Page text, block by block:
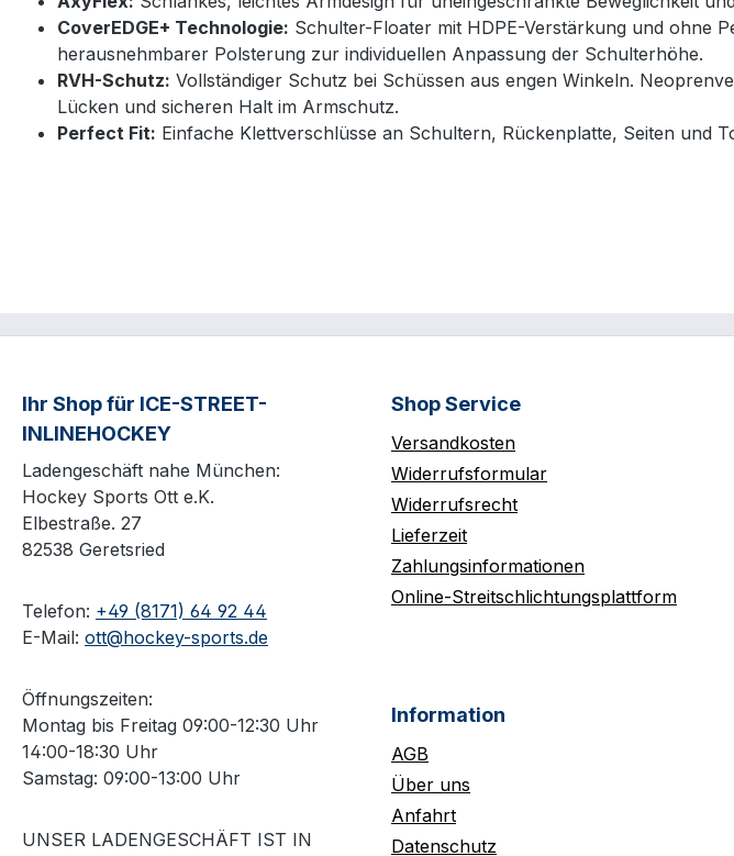
CoverEDGE+ Technologie: Schulter-Floater mit HDPE-Verstärkung und ohne
herausnehmbarer Polsterung zur individuellen Anpassung der Schulterhöhe.
RVH-Schutz: Vollständiger Schutz bei Schüssen aus engen Winkeln.
Lücken und sicheren Halt im Armschutz.
Perfect Fit: Einfache Klettverschlüsse an Schultern, Rückenplatte, Seiten und
Ihr Shop für ICE-STREET-
INLINEHOCKEY
Ladengeschäft nahe München:
Hockey Sports Ott e.K.
Elbestraße. 27
82538 Geretsried
Telefon: +49 (8171) 64 92 44
E-Mail: ott@hockey-sports.de
Öffnungszeiten:
Montag bis Freitag 09:00-12:30 Uhr
14:00-18:30 Uhr
Samstag: 09:00-13:00 Uhr
UNSER LADENGESCHÄFT IST IN
Shop Service
Versandkosten
Widerrufsformular
Widerrufsrecht
Lieferzeit
Zahlungsinformationen
Online-Streitschlichtungsplattform
Information
AGB
Über uns
Anfahrt
Datenschutz